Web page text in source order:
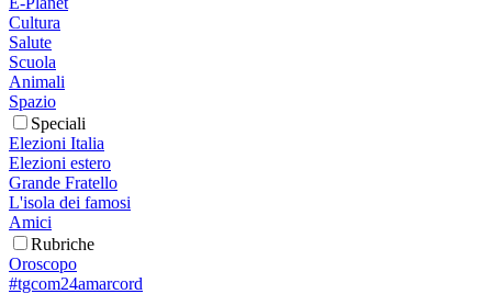
Cultura
Salute
Scuola
Animali
Spazio
Speciali
Elezioni Italia
Elezioni estero
Grande Fratello
L'isola dei famosi
Amici
Rubriche
Oroscopo
#tgcom24amarcord